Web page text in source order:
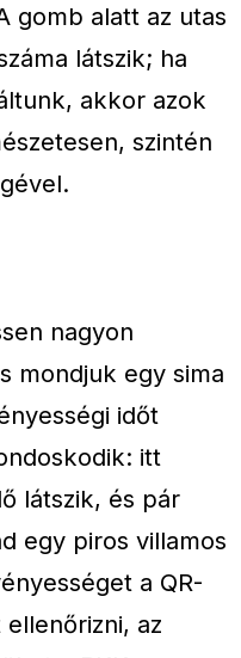
gomb alatt az utas
látszik; ha
akkor azok
szintén
nagyon
mondjuk egy sima
időt
itt
látszik, és pár
egy piros villamos
a QR-
az